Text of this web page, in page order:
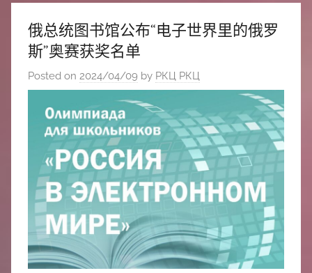
俄
罗
斯
中
心
ПЕКИНЕ
俄总统图书馆公布“电子世界里的俄罗
斯”奥赛获奖名单
Posted on 2024/04/09 by РКЦ РКЦ